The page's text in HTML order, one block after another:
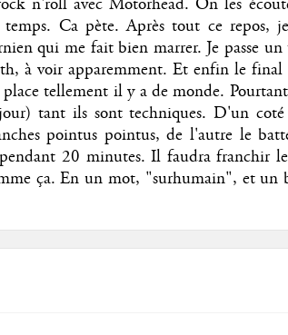
n'roll avec Motörhead. On les
Ca pète. Après tout ce repos,
qui me fait bien marrer. Je passe
à voir apparemment. Et enfin le
tellement il y a de monde.
tant ils sont techniques. D'un coté
pointus pointus, de l'autre le
20 minutes. Il faudra franchir le
ça. En un mot, "surhumain", et